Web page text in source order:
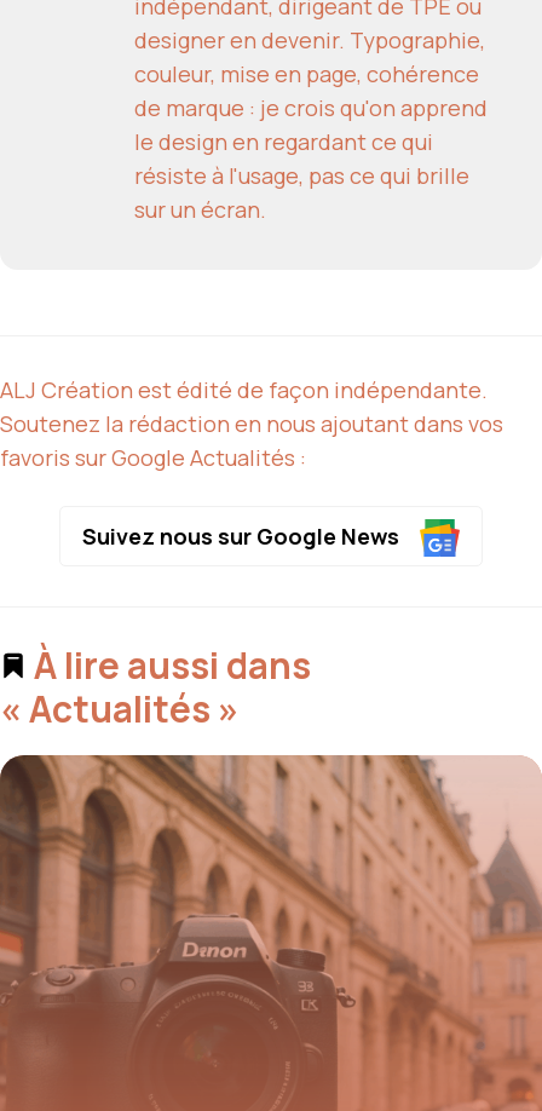
indépendant, dirigeant de TPE ou
designer en devenir. Typographie,
couleur, mise en page, cohérence
de marque : je crois qu'on apprend
le design en regardant ce qui
résiste à l'usage, pas ce qui brille
sur un écran.
ALJ Création est édité de façon indépendante.
Soutenez la rédaction en nous ajoutant dans vos
favoris sur Google Actualités :
Suivez nous sur Google News
À lire aussi dans
« Actualités »